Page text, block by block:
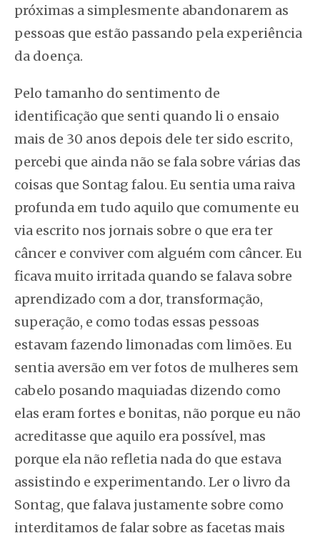
próximas a simplesmente abandonarem as
pessoas que estão passando pela experiência
da doença.
Pelo tamanho do sentimento de
identificação que senti quando li o ensaio
mais de 30 anos depois dele ter sido escrito,
percebi que ainda não se fala sobre várias das
coisas que Sontag falou. Eu sentia uma raiva
profunda em tudo aquilo que comumente eu
via escrito nos jornais sobre o que era ter
câncer e conviver com alguém com câncer. Eu
ficava muito irritada quando se falava sobre
aprendizado com a dor, transformação,
superação, e como todas essas pessoas
estavam fazendo limonadas com limões. Eu
sentia aversão em ver fotos de mulheres sem
cabelo posando maquiadas dizendo como
elas eram fortes e bonitas, não porque eu não
acreditasse que aquilo era possível, mas
porque ela não refletia nada do que estava
assistindo e experimentando. Ler o livro da
Sontag, que falava justamente sobre como
interditamos de falar sobre as facetas mais